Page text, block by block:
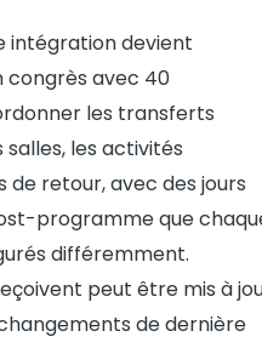
intégration devient
congrès avec 40
les transferts
salles, les activités
retour, avec des jours
programme que
différemment.
peut être mis à
de dernière